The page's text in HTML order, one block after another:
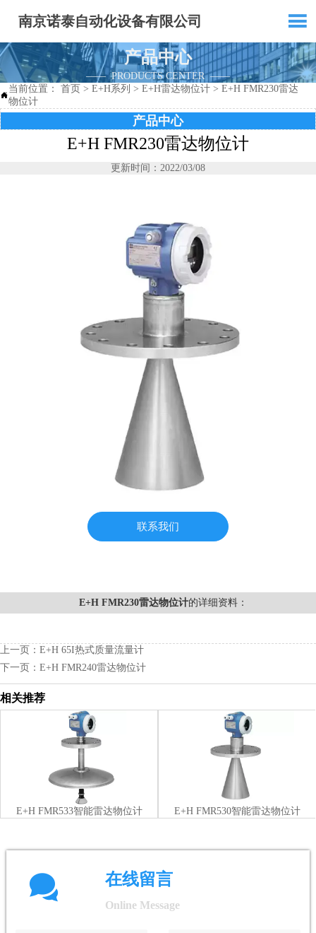
南京诺泰自动化设备有限公司 
产品中心
—— PRODUCTS CENTER ——

当前位置： 首页 > E+H系列 > E+H雷达物位计 > E+H FMR230雷达
物位计
产品中心
E+H FMR230雷达物位计
更新时间：2022/03/08
联系我们
E+H FMR230雷达物位计的详细资料：
上一页： E+H 65I热式质量流量计
下一页： E+H FMR240雷达物位计
相关推荐
E+H FMR533智能雷达物位计 E+H FMR530智能雷达物位计
 在线留言
Online Message